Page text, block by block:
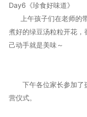
Day6《珍食好味道》
上午孩子们在老师的
煮好的绿豆汤粒粒开花，
己动手就是美味～
下午各位家长参加了
营仪式。